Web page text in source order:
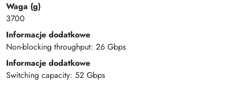
Waga (g)
3700
Informacje dodatkowe
Non-blocking throughput: 26 Gbps
Informacje dodatkowe
Switching capacity: 52 Gbps